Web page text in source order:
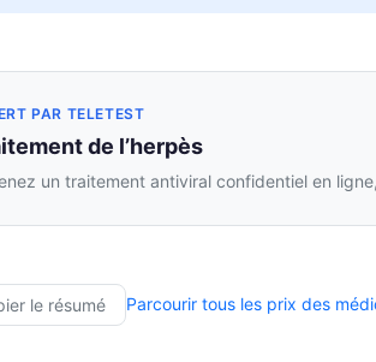
PAR TELETEST
de l’herpès
un traitement antiviral confidentiel en
le résumé Parcourir tous les prix des